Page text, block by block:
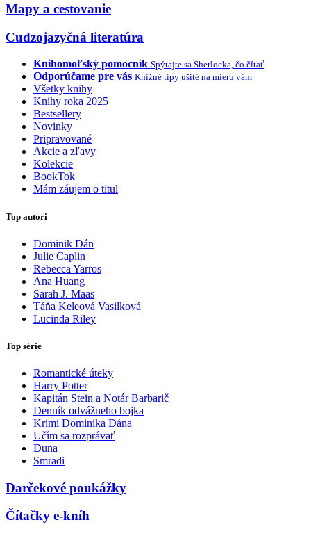
Mapy a cestovanie
Cudzojazyčná literatúra
Knihomoľský pomocník Spýtajte sa Sherlocka, čo čítať
Odporúčame pre vás Knižné tipy ušité na mieru vám
Všetky knihy
Knihy roka 2025
Bestsellery
Novinky
Pripravované
Akcie a zľavy
Kolekcie
BookTok
Mám záujem o titul
Top autori
Dominik Dán
Julie Caplin
Rebecca Yarros
Ana Huang
Sarah J. Maas
Táňa Keleová Vasilková
Lucinda Riley
Top série
Romantické úteky
Harry Potter
Kapitán Stein a Notár Barbarič
Denník odvážneho bojka
Krimi Dominika Dána
Učím sa rozprávať
Duna
Smradi
Darčekové poukážky
Čítačky e-kníh